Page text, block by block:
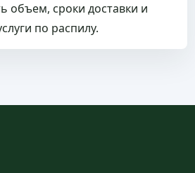
объем, сроки доставки и
по распилу.